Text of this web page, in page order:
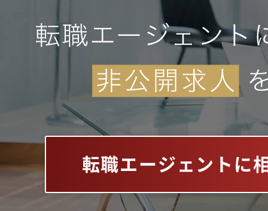
転職エージェントに